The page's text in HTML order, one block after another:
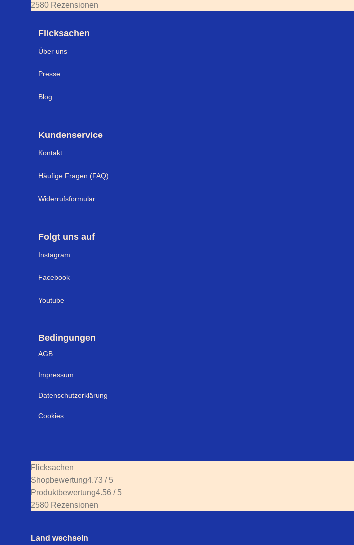
2580 Rezensionen
Flicksachen
Über uns
Presse
Blog
Kundenservice
Kontakt
Häufige Fragen (FAQ)
Widerrufsformular
Folgt uns auf
Instagram
Facebook
Youtube
Bedingungen
AGB
Impressum
Datenschutzerklärung
Cookies
Flicksachen
Shopbewertung4.73 / 5
Produktbewertung4.56 / 5
2580 Rezensionen
Land wechseln